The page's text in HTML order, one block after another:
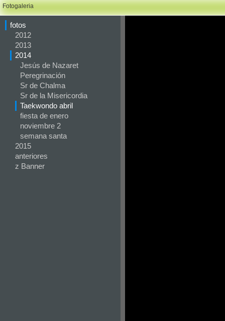
Fotogaleria
fotos
2012
2013
2014
Jesús de Nazaret
Peregrinación
Sr de Chalma
Sr de la Misericordia
Taekwondo abril
fiesta de enero
noviembre 2
semana santa
2015
anteriores
z Banner